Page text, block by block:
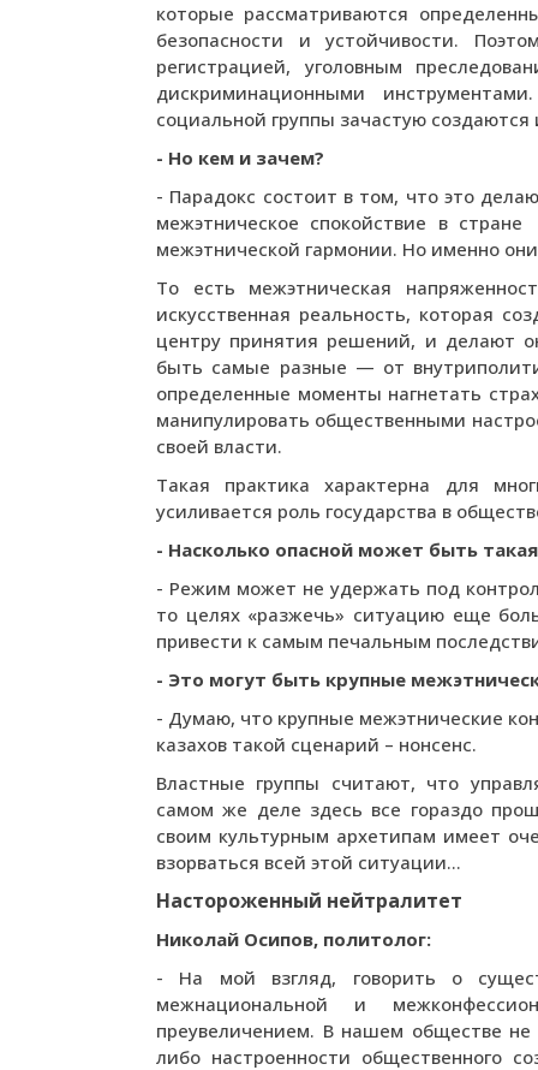
которые рассматриваются
безопасности и устойчивости.
регистрацией, уголовным
дискриминационными
социальной группы зачастую создаются
- Но кем и зачем?
- Парадокс состоит в том, что это
межэтническое спокойствие в
межэтнической гармонии. Но именно
То есть межэтническая
искусственная реальность, которая
центру принятия решений, и делают
быть самые разные — от
определенные моменты нагнетать
манипулировать общественными
своей власти.
Такая практика характерна для
усиливается роль государства в
- Насколько опасной может быть
- Режим может не удержать под
то целях «разжечь» ситуацию еще
привести к самым печальным
- Это могут быть крупные
- Думаю, что крупные межэтнические
казахов такой сценарий – нонсенс.
Властные группы считают, что
самом же деле здесь все гораздо
своим культурным архетипам имеет
взорваться всей этой ситуации…
Настороженный нейтралитет
Николай Осипов, политолог:
- На мой взгляд, говорить о
межнациональной и
преувеличением. В нашем обществе не
либо настроенности общественного